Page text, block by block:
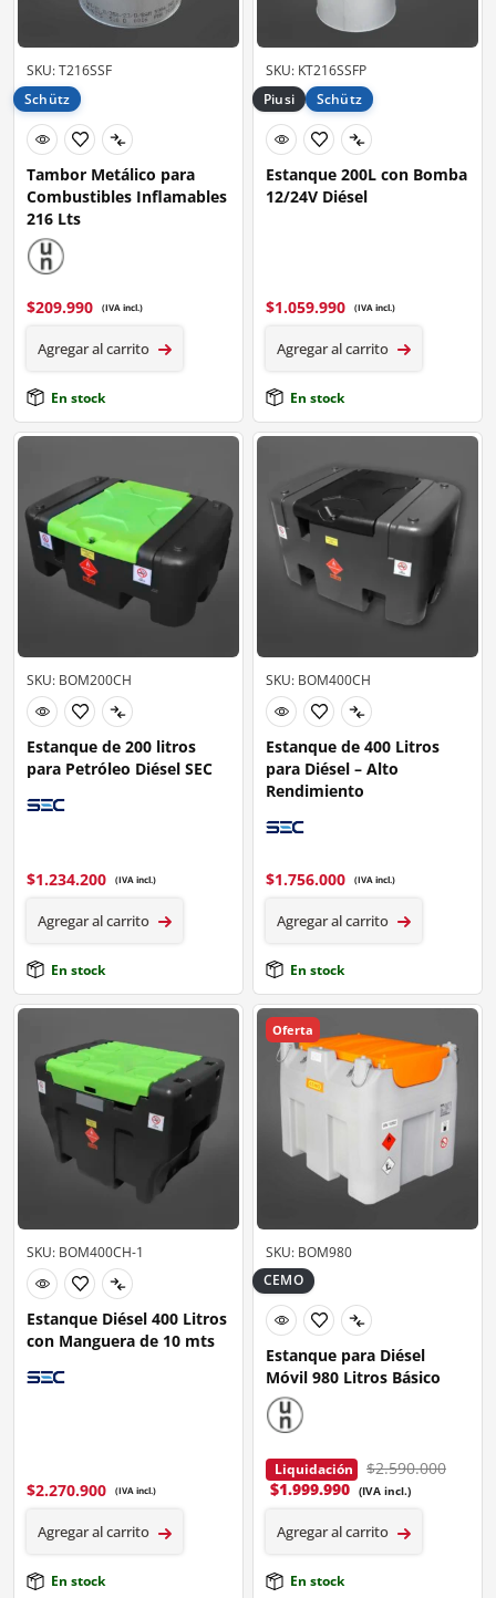
SKU: T216SSF
Schütz
Tambor Metálico para
Combustibles Inflamables
216 Lts
$209.990 (IVA incl.)
Agregar al carrito
En stock
SKU: KT216SSFP
Piusi
Schütz
Estanque 200L con Bomba
12/24V Diésel
$1.059.990 (IVA incl.)
Agregar al carrito
En stock
SKU: BOM200CH
Estanque de 200 litros
para Petróleo Diésel SEC
$1.234.200 (IVA incl.)
Agregar al carrito
En stock
SKU: BOM400CH
Estanque de 400 Litros
para Diésel – Alto
Rendimiento
$1.756.000 (IVA incl.)
Agregar al carrito
En stock
SKU: BOM400CH-1
Estanque Diésel 400 Litros
con Manguera de 10 mts
$2.270.900 (IVA incl.)
Agregar al carrito
En stock
Oferta
SKU: BOM980
CEMO
Estanque para Diésel
Móvil 980 Litros Básico
Liquidación
$2.590.000
$1.999.990 (IVA incl.)
Agregar al carrito
En stock